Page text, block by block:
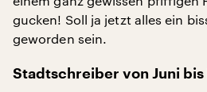
gucken! Soll ja jetzt alles ein
geworden sein.
Stadtschreiber von Juni